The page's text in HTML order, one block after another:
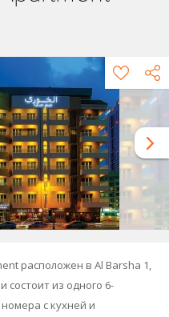
расположен в Al Barsha 1,
состоит из одного 6-
с кухней и